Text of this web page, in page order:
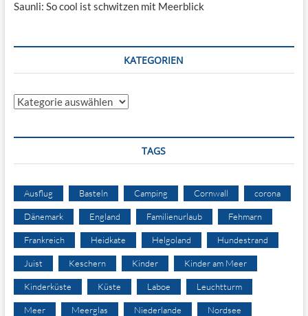
Saunli: So cool ist schwitzen mit Meerblick
KATEGORIEN
Kategorien
TAGS
Ausflug Basteln Camping Cornwall corona
Dänemark England Familienurlaub Fehmarn
Frankreich Heidkate Helgoland Hundestrand
Juist Keschern Kinder Kinder am Meer
Kinderküste Küste Laboe Leuchtturm
Meer Meerglas Niederlande Nordsee